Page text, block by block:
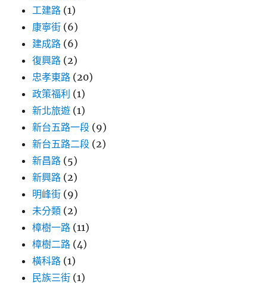
工建路 (1)
康寧街 (6)
建成路 (6)
復興路 (2)
忠孝東路 (20)
政策福利 (1)
新北旅遊 (1)
新台五路一段 (9)
新台五路二段 (2)
新昌路 (5)
新興路 (2)
明峰街 (9)
未分類 (2)
樟樹一路 (11)
樟樹二路 (4)
橫科路 (1)
民族三街 (1)